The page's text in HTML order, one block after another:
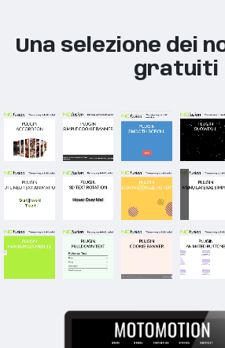
Una selezione dei
gratuiti